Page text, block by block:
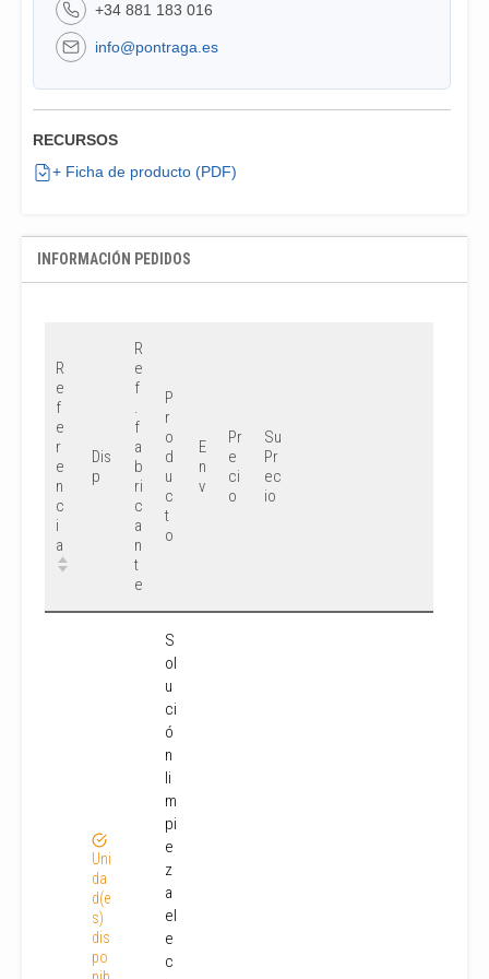
+34 881 183 016
info@pontraga.es
RECURSOS
+ Ficha de producto (PDF)
INFORMACIÓN PEDIDOS
R
e
f
e
r
e
n
c
i
a
Dis
p
R
e
f
.
f
a
b
ri
c
a
n
t
e
P
r
o
d
u
c
t
o
E
n
v
Pr
e
ci
o
Su
Pr
ec
io
Uni
da
d(e
s)
dis
po
S
ol
u
ci
ó
n
li
m
pi
e
z
a
el
e
c